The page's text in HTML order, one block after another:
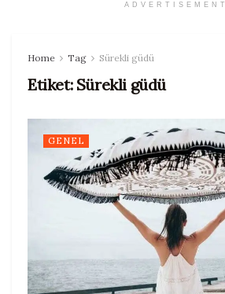
ADVERTISEMENT
Home Tag Sürekli güdü
Etiket: Sürekli güdü
GENEL